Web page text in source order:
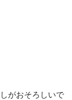
がおそろしいで